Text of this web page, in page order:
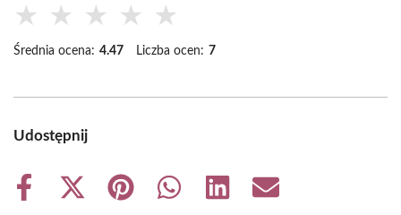
★ ★ ★ ★ ★
Średnia ocena: 4.47 Liczba ocen: 7
Udostępnij
Share
Share
Share
Share
Share
Share